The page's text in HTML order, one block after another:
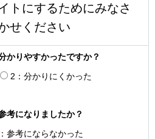
トにするためにみなさ
せください
かりやすかったですか？
2：分かりにくかった
考になりましたか？
参考にならなかった